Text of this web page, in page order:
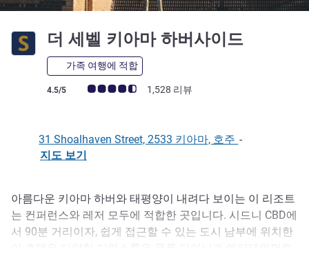
더 세벨 키아마 하버사이드
가족 여행에 적합
고객 평점 (ALL 평가)
4.5/5 1,528 리뷰
31 Shoalhaven Street, 2533 키아마, 호주 -
지도 보기
호텔설명
아름다운 키아마 하버와 태평양이 내려다 보이는 이 리조트
는 컨퍼런스와 레저 모두에 적합한 곳입니다. 시드니 CBD에
서 90분 거리이자, 쉽게 접근할 수 있는 도시 남부에 위치한